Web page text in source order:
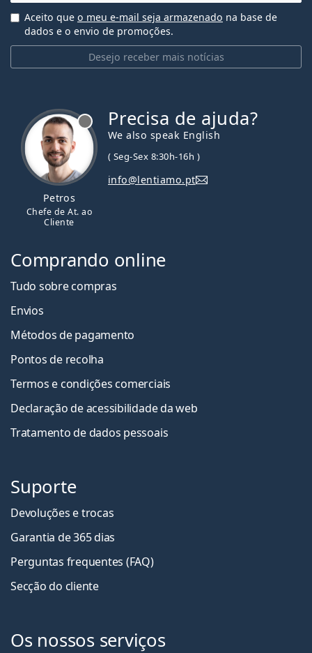
Desejo receber mais notícias
Aceito que o meu e-mail seja armazenado na base de
dados e o envio de promoções.
Petros
Chefe de At. ao
Cliente
Precisa de ajuda?
We also speak English
( Seg-Sex 8:30h-16h )
info@lentiamo.pt
Comprando online
Tudo sobre compras
Envios
Métodos de pagamento
Pontos de recolha
Termos e condições comerciais
Declaração de acessibilidade da web
Tratamento de dados pessoais
Suporte
Devoluções e trocas
Garantia de 365 dias
Perguntas frequentes (FAQ)
Secção do cliente
Os nossos serviços